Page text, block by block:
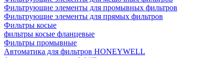
Фильтрующие элементы для промывных фильтров
Фильтрующие элементы для прямых фильтров
Фильтры косые
фильтры косые фланцевые
Фильтры промывные
Автоматика для фильтров HONEYWELL